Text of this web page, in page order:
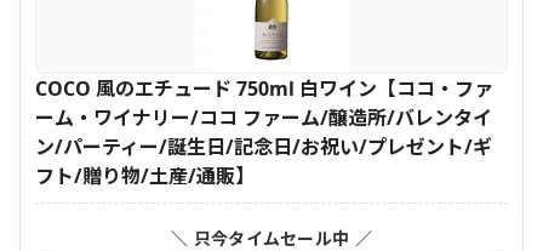
COCO 風のエチュード 750ml 白ワイン【ココ・ファ
ーム・ワイナリー/ココ ファーム/醸造所/バレンタイ
ン/パーティー/誕生日/記念日/お祝い/プレゼント/ギ
フト/贈り物/土産/通販】
＼ 只今タイムセール中 ／